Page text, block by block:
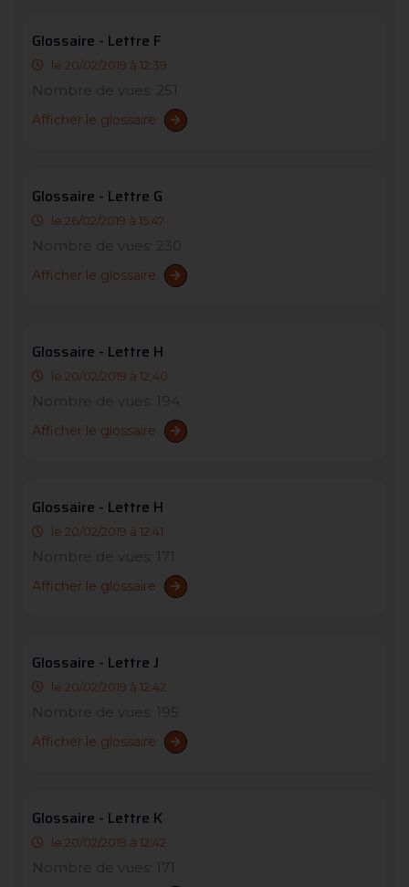
Glossaire - Lettre F
le 20/02/2019 à 12:39
Afficher le glossaire
Glossaire - Lettre G
le 26/02/2019 à 15:47
Afficher le glossaire
Glossaire - Lettre H
le 20/02/2019 à 12:40
Afficher le glossaire
Glossaire - Lettre H
le 20/02/2019 à 12:41
Afficher le glossaire
Glossaire - Lettre J
le 20/02/2019 à 12:42
Afficher le glossaire
Glossaire - Lettre K
le 20/02/2019 à 12:42